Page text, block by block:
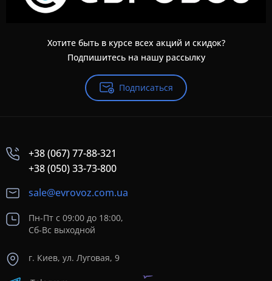
Хотите быть в курсе всех акций и скидок?
Подпишитесь на нашу рассылку
Подписаться
+38 (067) 77-88-321
+38 (050) 33-73-800
sale@evrovoz.com.ua
Пн-Пт с 09:00 до 18:00,
Сб-Вс выходной
г. Киев, ул. Луговая, 9